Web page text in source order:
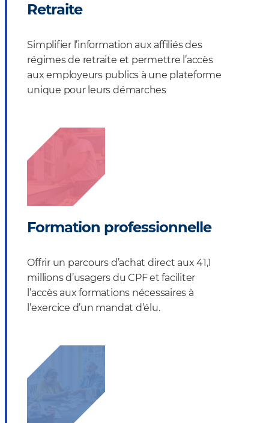
Retraite
Simplifier l’information aux affiliés des
régimes de retraite et permettre l’accès
aux employeurs publics à une plateforme
unique pour leurs démarches
Formation professionnelle
Offrir un parcours d’achat direct aux 41,1
millions d’usagers du CPF et faciliter
l’accès aux formations nécessaires à
l’exercice d’un mandat d’élu.